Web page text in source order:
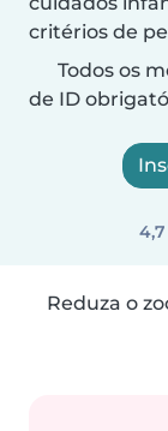
critérios de
Todos os
de ID
Reduza o